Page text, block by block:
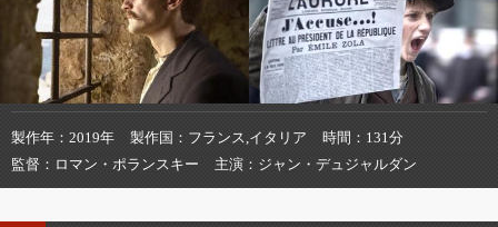
製作年 2019年 製作国 フランス,イタリア 時間
131分
監督
ロマン・ポランスキー 主演 ジャン・デュジャルダン